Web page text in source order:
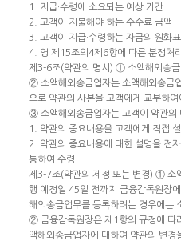
1. 지급·수령에 소요되는 예상 기간
2. 고객이 지불해야 하는 수수료 금액
3. 고객이 지급·수령하는 자금의 원화
4. 영 제15조의4제6항에 따른 분쟁처
제3-6조(약관의 명시) ① 소액해외송
② 소액해외송금업자는 소액해외송금
으로 약관의 사본을 고객에게 교부하
③ 소액해외송금업자는 고객이 약관의
1. 약관의 중요내용을 고객에게 직접
2. 약관의 중요내용에 대한 설명을 전
통하여 수령
제3-7조(약관의 제정 또는 변경) ① 소
행 예정일 45일 전까지 금융감독원장
해외송금업무를 등록하려는 경우에는
② 금융감독원장은 제1항의 규정에 따
액해외송금업자에 대하여 약관의 변경